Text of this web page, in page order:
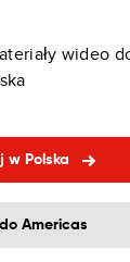
wideo
w Polska
Americas